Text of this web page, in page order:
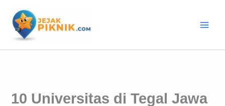
konten
10 Universitas di Tegal Jawa